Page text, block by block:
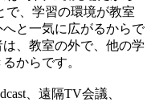
で、学習の環境が教室
と一気に広がるからで
、教室の外で、他の学
からです。
、遠隔TV会議、